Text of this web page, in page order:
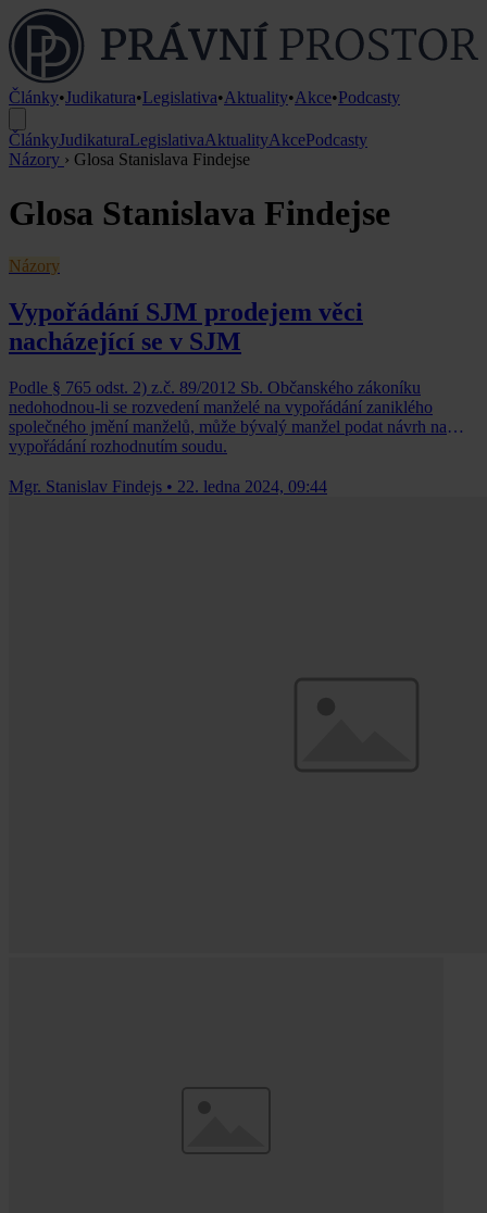
Články•Judikatura•Legislativa•Aktuality•Akce•Podcasty
ČlánkyJudikaturaLegislativaAktualityAkcePodcasty
Názory › Glosa Stanislava Findejse
Glosa Stanislava Findejse
Názory
Vypořádání SJM prodejem věci
nacházející se v SJM
Podle § 765 odst. 2) z.č. 89/2012 Sb. Občanského zákoníku
nedohodnou-li se rozvedení manželé na vypořádání zaniklého
společného jmění manželů, může bývalý manžel podat návrh na
vypořádání rozhodnutím soudu.
Mgr. Stanislav Findejs • 22. ledna 2024, 09:44